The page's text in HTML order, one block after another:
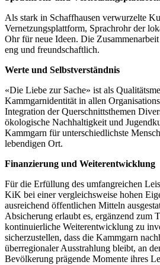
Als stark in Schaffhausen verwurzelte
Vernetzungsplattform, Sprachrohr der
Ohr für neue Ideen. Die
eng und freundschaftlich.
Werte und Selbstverständnis
«Die Liebe zur Sache» ist als
Kammgarnidentität in allen
Integration der Querschnittsthemen
ökologische Nachhaltigkeit und
Kammgarn für unterschiedlichste
lebendigen Ort.
Finanzierung und Weiterentwicklung
Für die Erfüllung des umfangreichen
KiK bei einer vergleichsweise hohen
ausreichend öffentlichen Mitteln
Absicherung erlaubt es, ergänzend zum
kontinuierliche Weiterentwicklung zu
sicherzustellen, dass die Kammgarn
überregionaler Ausstrahlung bleibt, an
Bevölkerung prägende Momente ihres